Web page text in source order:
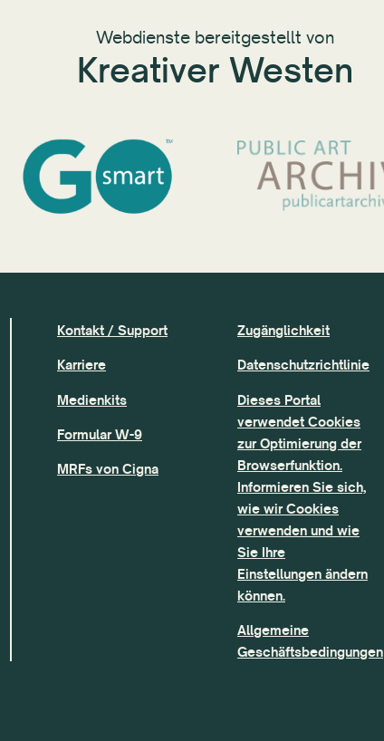
Webdienste bereitgestellt von
Kreativer Westen
Kontakt / Support
Karriere
Medienkits
Formular W-9
MRFs von Cigna
Zugänglichkeit
Datenschutzrichtlinie
Dieses Portal
verwendet Cookies
zur Optimierung der
Browserfunktion.
Informieren Sie sich,
wie wir Cookies
verwenden und wie
Sie Ihre
Einstellungen ändern
können.
Allgemeine
Geschäftsbedingungen